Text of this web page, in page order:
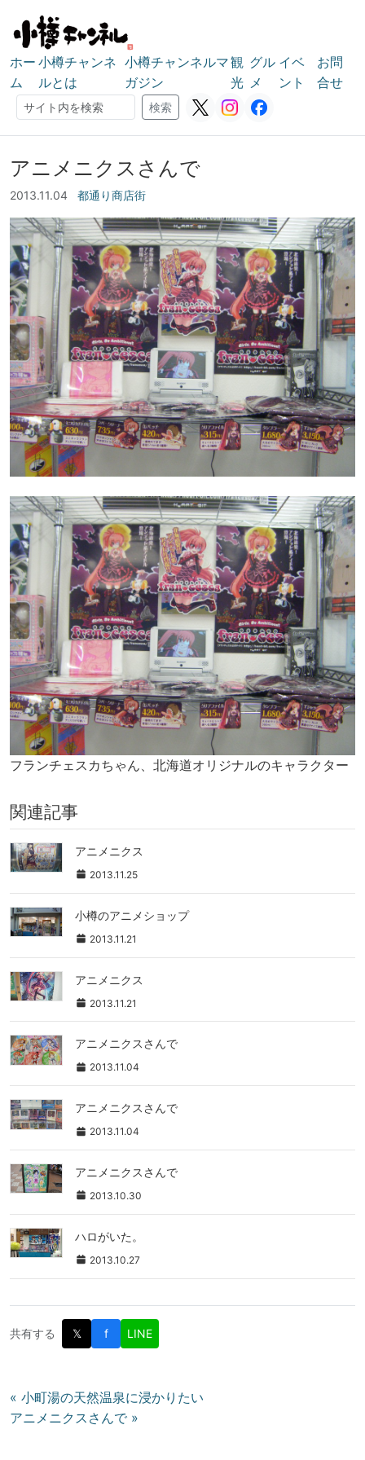
ホー
ム
小樽チャンネ
ルとは
小樽チャンネルマ
ガジン
観
光
グル
メ
イベ
ント
お問
合せ
検索
検索
アニメニクスさんで
2013.11.04 都通り商店街
フランチェスカちゃん、北海道オリジナルのキャラクター
関連記事
アニメニクス
2013.11.25
小樽のアニメショップ
2013.11.21
アニメニクス
2013.11.21
アニメニクスさんで
2013.11.04
アニメニクスさんで
2013.11.04
アニメニクスさんで
2013.10.30
ハロがいた。
2013.10.27
共有する 𝕏 f LINE
投
稿
« 小町湯の天然温泉に浸かりたい
アニメニクスさんで »